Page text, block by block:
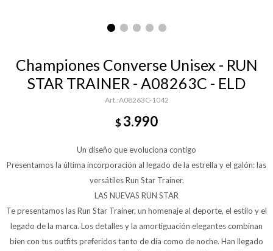
Championes Converse Unisex - RUN
STAR TRAINER - A08263C - ELD
A08263C-1042
$3.990
Un diseño que evoluciona contigo
Presentamos la última incorporación al legado de la estrella y el galón: las
versátiles Run Star Trainer.
LAS NUEVAS RUN STAR
Te presentamos las Run Star Trainer, un homenaje al deporte, el estilo y el
legado de la marca. Los detalles y la amortiguación elegantes combinan
bien con tus outfits preferidos tanto de día como de noche. Han llegado